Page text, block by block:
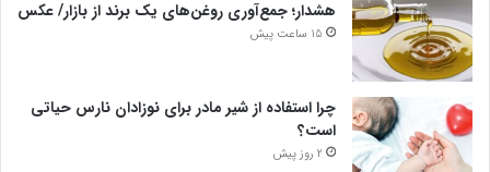
هشدار؛ جمع‌آوری روغن‌های یک برند از بازار/ عکس
15 ساعت پیش
چرا استفاده از شیر مادر برای نوزادان نارس حیاتی
است؟
2 روز پیش